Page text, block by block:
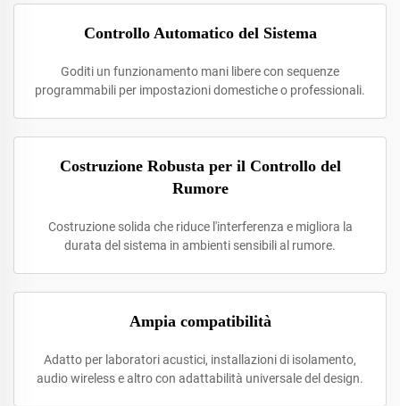
Controllo Automatico del Sistema
Goditi un funzionamento mani libere con sequenze
programmabili per impostazioni domestiche o professionali.
Costruzione Robusta per il Controllo del
Rumore
Costruzione solida che riduce l'interferenza e migliora la
durata del sistema in ambienti sensibili al rumore.
Ampia compatibilità
Adatto per laboratori acustici, installazioni di isolamento,
audio wireless e altro con adattabilità universale del design.